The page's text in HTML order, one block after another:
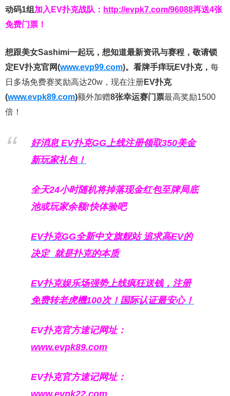
动码1组 加入EV扑克战队： http://evpk7.com/96088再送4张
免费门票！
想跟美女Sashimi一起玩， 想知道最新资讯与赛程， 敬请锁
定EV扑克官网(www.evp99.com)。 看牌手痒玩EV扑克， 每
日多场免费赛奖励高达20w，现在注册EV扑克
(www.evpk89.com)额外加赠8张幸运赛门票最高奖励1500
倍！
好消息 EV扑克GG上线注册领取350美金
新玩家礼包！
全天24小时随机将掉落现金红包至牌局底
池或玩家余额!快体验吧
EV扑克GG全新中文旗舰站追求高EV的
决定 就是扑克的本质
EV扑克娱乐场强势上线疯狂送钱，注册
免费转老虎機100次！国际认证最安心！
EV扑克官方速记网址：
www.evpk89.com
EV扑克官方速记网址：
www.evpk22.com